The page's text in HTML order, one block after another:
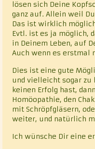
lösen sich Deine
ganz auf. Allein weil
Das ist wirklich
Evtl. ist es ja möglich,
in Deinem Leben, auf
Auch wenn es erstmal
Dies ist eine gute
und vielleicht sogar zu
keinen Erfolg hast,
Homöopathie, den
mit Schröpfgläsern,
weiter, und natürlich
Ich wünsche Dir eine